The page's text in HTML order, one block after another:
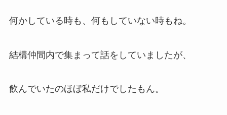
何かしている時も、何もしていない時もね。
結構仲間内で集まって話をしていましたが、
飲んでいたのほぼ私だけでしたもん。